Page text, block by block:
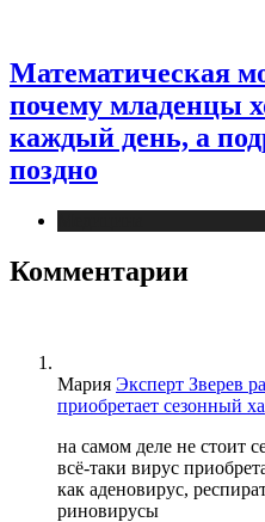
Математическая
почему младенцы
каждый день, а
поздно
Комментарии
Мария Эксперт Зверев
приобретает сезонный
на самом деле не стоит
всё-таки вирус
как аденовирус,
риновирусы